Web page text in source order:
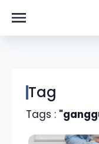
Tag
Tags :